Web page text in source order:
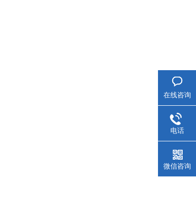
在线咨询
电话
微信咨询